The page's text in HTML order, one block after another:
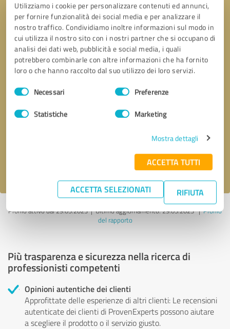
Utilizziamo i cookie per personalizzare contenuti ed annunci,
per fornire funzionalità dei social media e per analizzare il
nostro traffico. Condividiamo inoltre informazioni sul modo in
cui utilizza il nostro sito con i nostri partner che si occupano di
analisi dei dati web, pubblicità e social media, i quali
potrebbero combinarle con altre informazioni che ha fornito
loro o che hanno raccolto dal suo utilizzo dei loro servizi.
Selezione
del
Necessari Preferenze
Statistiche Marketing
Mostra dettagli
ACCETTA TUTTI
ACCETTA SELEZIONATI RIFIUTA
Richiesta di richiamata * campi obbligatori
Profilo attivo dal 29.05.2023 |Ultimo aggiornamento: 29.05.2023|Profilo
del rapporto
Più trasparenza e sicurezza nella ricerca di
professionisti competenti
Opinioni autentiche dei clienti
Approfittate delle esperienze di altri clienti: Le recensioni
autenticate dei clienti di ProvenExperts possono aiutare
a scegliere il prodotto o il servizio giusto.